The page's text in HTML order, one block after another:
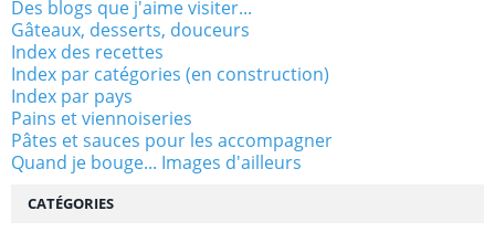
Des blogs que j'aime visiter...
Gâteaux, desserts, douceurs
Index des recettes
Index par catégories (en construction)
Index par pays
Pains et viennoiseries
Pâtes et sauces pour les accompagner
Quand je bouge... Images d'ailleurs
CATÉGORIES